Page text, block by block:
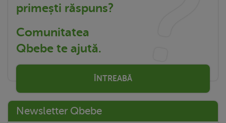
primești răspuns?
Comunitatea
Qbebe te ajută.
ÎNTREABĂ
Newsletter Qbebe